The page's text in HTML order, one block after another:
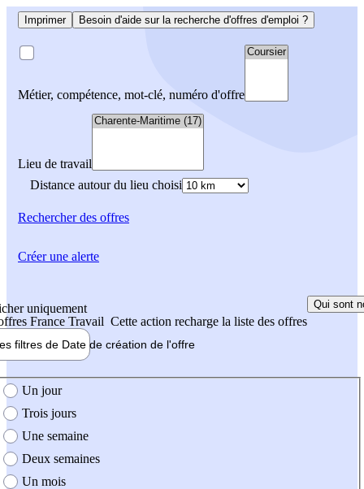
Imprimer Besoin d'aide sur la recherche d'offres d'emploi ?
Métier, compétence, mot-clé, numéro d'offre
Lieu de travail
Distance autour du lieu choisi
Rechercherdes offres
uniquement
France Travail Cette action recharge la liste des offres
Qui sont
filtres de Date de création de l'offre
création de l'offre
Un jour
Trois jours
Une semaine
Deux semaines
Un mois
Créer une alerte